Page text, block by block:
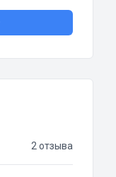
2 отзыва